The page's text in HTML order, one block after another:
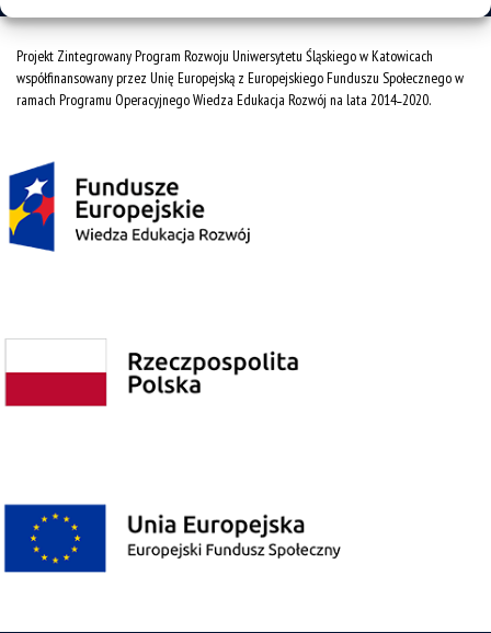
Projekt Zintegrowany Program Rozwoju Uniwersytetu Śląskiego w Katowicach
współfinansowany przez Unię Europejską z Europejskiego Funduszu Społecznego w
ramach Programu Operacyjnego Wiedza Edukacja Rozwój na lata 2014˗2020.